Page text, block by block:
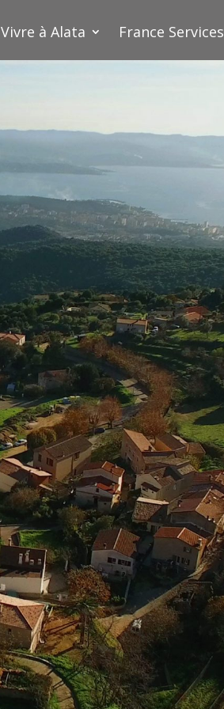
Vivre à Alata France Services